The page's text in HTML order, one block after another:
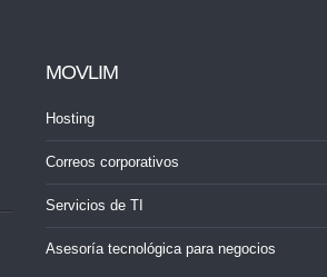
MOVLIM
Hosting
Correos corporativos
Servicios de TI
Asesoría tecnológica para negocios